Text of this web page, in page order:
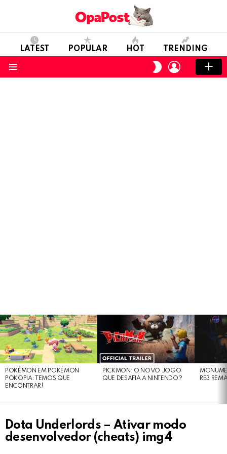
LATEST POPULAR HOT TRENDING
SWITCH
SKIN
LOGIN
LATEST
STORIES
POKÉMON EM POKÉMON
POKOPIA: TEMOS QUE
ENCONTRAR!
PICKMON: O NOVO JOGO
QUE DESAFIA A NINTENDO?
RE3
Dota Underlords – Ativar modo
desenvolvedor (cheats) img4